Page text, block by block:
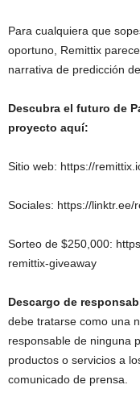
Para cualquiera que
oportuno, Remittix
narrativa de predicción
Descubra el futuro de
proyecto aquí:
Sitio web: https://
Sociales: https://linktr.ee/
Sorteo de $250,000:
remittix-giveaway
Descargo de
debe tratarse como una
responsable de ninguna
productos o servicios a
comunicado de prensa.